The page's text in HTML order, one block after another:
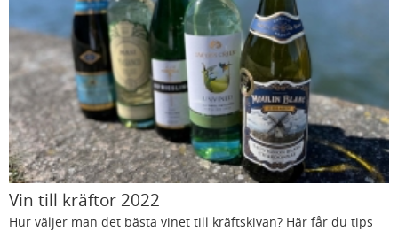
Vin till kräftor 2022
Hur väljer man det bästa vinet till kräftskivan? Här får du tips